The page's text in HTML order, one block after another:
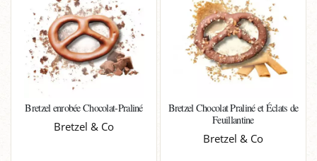
Bretzel enrobée Chocolat-Praliné
Bretzel & Co
Bretzel Chocolat Praliné et Éclats de
Feuillantine
Bretzel & Co